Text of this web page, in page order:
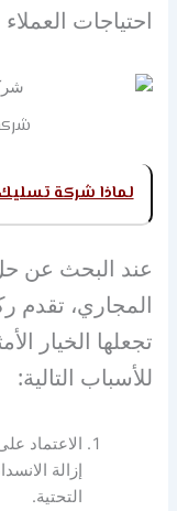
احتياجات
لماذا شركة
عند البحث عن
المجاري، تقدم
تجعلها الخيار
للأسباب التالية:
الاعتماد
إزالة
التحتية.